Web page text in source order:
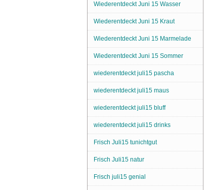
Wiederentdeckt Juni 15 Wasser
Wiederentdeckt Juni 15 Kraut
Wiederentdeckt Juni 15 Marmelade
Wiederentdeckt Juni 15 Sommer
wiederentdeckt juli15 pascha
wiederentdeckt juli15 maus
wiederentdeckt juli15 bluff
wiederentdeckt juli15 drinks
Frisch Juli15 tunichtgut
Frisch Juli15 natur
Frisch juli15 genial